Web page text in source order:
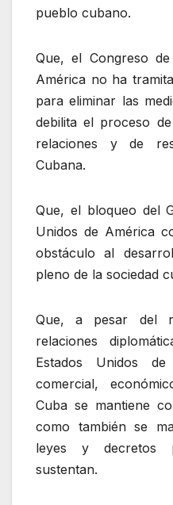
pueblo cubano.
Que, el Congreso
América no ha
para eliminar las
debilita el proceso
relaciones y de
Cubana.
Que, el bloqueo del
Unidos de América
obstáculo al
pleno de la sociedad
Que, a pesar del
relaciones
Estados Unidos
comercial,
Cuba se mantiene
como también se
leyes y decretos
sustentan.